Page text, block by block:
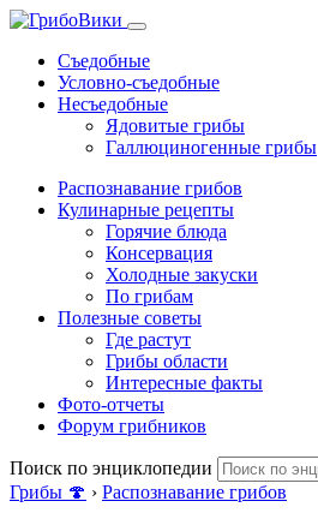
Съедобные
Условно-съедобные
Несъедобные
Ядовитые грибы
Галлюциногенные грибы
Распознавание грибов
Кулинарные рецепты
Горячие блюда
Консервация
Холодные закуски
По грибам
Полезные советы
Где растут
Грибы области
Интересные факты
Фото-отчеты
Форум грибников
Поиск по энциклопедии
Грибы 🍄 › Распознавание грибов